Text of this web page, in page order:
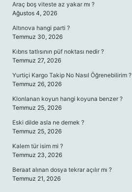
Araç boş viteste az yakar mı ?
Ağustos 4, 2026
Altınova hangi parti ?
Temmuz 30, 2026
Kıbrıs tatlısının püf noktası nedir ?
Temmuz 27, 2026
Yurtiçi Kargo Takip No Nasıl Öğrenebilirim ?
Temmuz 26, 2026
Klonlanan koyun hangi koyuna benzer ?
Temmuz 25, 2026
Eski dilde asla ne demek ?
Temmuz 25, 2026
Kalem tür isim mi ?
Temmuz 23, 2026
Beraat alınan dosya tekrar açılır mı ?
Temmuz 21, 2026